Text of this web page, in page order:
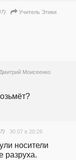
Учитель Этики
Дмитрий Моисеенко
30.07 в 20:26
носители
разруха.